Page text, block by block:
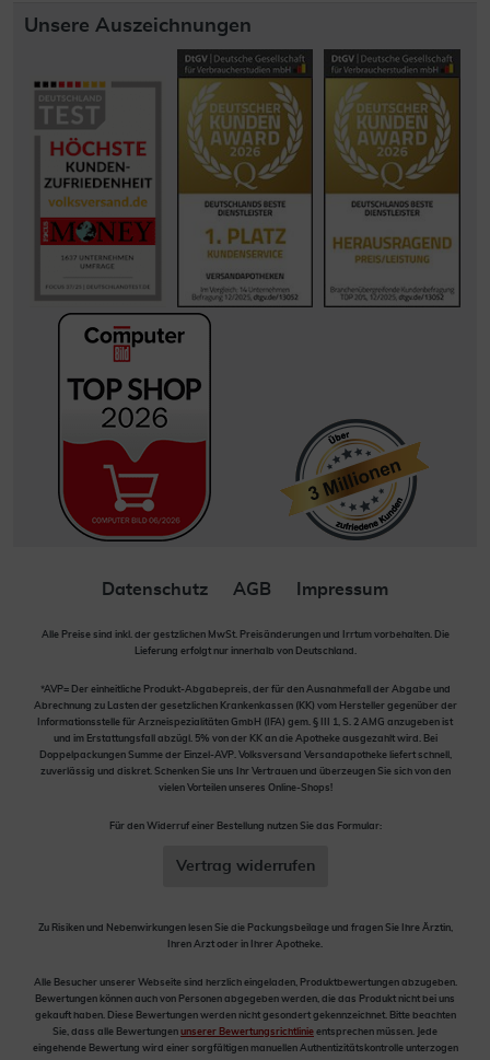
Unsere Auszeichnungen
Datenschutz AGB Impressum
Alle Preise sind inkl. der gestzlichen MwSt. Preisänderungen und Irrtum vorbehalten. Die
Lieferung erfolgt nur innerhalb von Deutschland.
*AVP= Der einheitliche Produkt-Abgabepreis, der für den Ausnahmefall der Abgabe und
Abrechnung zu Lasten der gesetzlichen Krankenkassen (KK) vom Hersteller gegenüber der
Informationsstelle für Arzneispezialitäten GmbH (IFA) gem. § III 1, S. 2 AMG anzugeben ist
und im Erstattungsfall abzügl. 5% von der KK an die Apotheke ausgezahlt wird. Bei
Doppelpackungen Summe der Einzel-AVP. Volksversand Versandapotheke liefert schnell,
zuverlässig und diskret. Schenken Sie uns Ihr Vertrauen und überzeugen Sie sich von den
vielen Vorteilen unseres Online-Shops!
Für den Widerruf einer Bestellung nutzen Sie das Formular:
Vertrag widerrufen
Zu Risiken und Nebenwirkungen lesen Sie die Packungsbeilage und fragen Sie Ihre Ärztin,
Ihren Arzt oder in Ihrer Apotheke.
Alle Besucher unserer Webseite sind herzlich eingeladen, Produktbewertungen abzugeben.
Bewertungen können auch von Personen abgegeben werden, die das Produkt nicht bei uns
gekauft haben. Diese Bewertungen werden nicht gesondert gekennzeichnet. Bitte beachten
Sie, dass alle Bewertungen unserer Bewertungsrichtlinie entsprechen müssen. Jede
eingehende Bewertung wird einer sorgfältigen manuellen Authentizitätskontrolle unterzogen